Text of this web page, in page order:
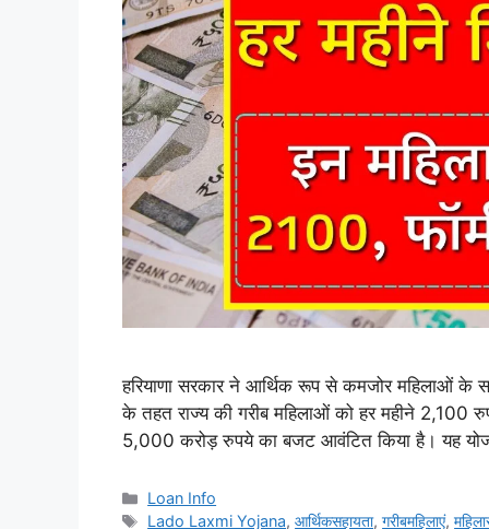
हरियाणा सरकार ने आर्थिक रूप से कमजोर महिलाओं के
के तहत राज्य की गरीब महिलाओं को हर महीने 2,100
5,000 करोड़ रुपये का बजट आवंटित किया है। यह
Categories
Loan Info
Tags
Lado Laxmi Yojana,आर्थिकसहायता,गरीबमहिलाएं,